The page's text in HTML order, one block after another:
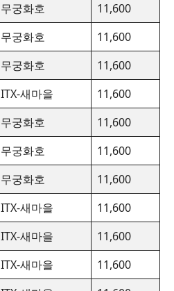
무궁화호
11,600
무궁화호
11,600
무궁화호
11,600
ITX-새마을
11,600
무궁화호
11,600
무궁화호
11,600
무궁화호
11,600
ITX-새마을
11,600
ITX-새마을
11,600
ITX-새마을
11,600